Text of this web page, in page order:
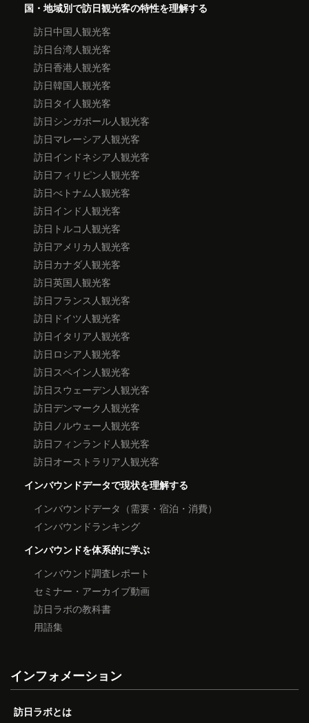
国・地域別で訪日観光客の特性を理解する
訪日中国人観光客
訪日台湾人観光客
訪日香港人観光客
訪日韓国人観光客
訪日タイ人観光客
訪日シンガポール人観光客
訪日マレーシア人観光客
訪日インドネシア人観光客
訪日フィリピン人観光客
訪日べトナム人観光客
訪日インド人観光客
訪日トルコ人観光客
訪日アメリカ人観光客
訪日カナダ人観光客
訪日英国人観光客
訪日フランス人観光客
訪日ドイツ人観光客
訪日イタリア人観光客
訪日ロシア人観光客
訪日スペイン人観光客
訪日スウェーデン人観光客
訪日デンマーク人観光客
訪日ノルウェー人観光客
訪日フィンランド人観光客
訪日オーストラリア人観光客
インバウンドデータで現状を理解する
インバウンドデータ（需要・宿泊・消費）
インバウンドランキング
インバウンドを体系的に学ぶ
インバウンド調査レポート
セミナー・アーカイブ動画
訪日ラボの教科書
用語集
インフォメーション
訪日ラボとは